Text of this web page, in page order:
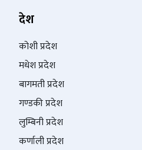
देश
कोशी प्रदेश
मधेश प्रदेश
बागमती प्रदेश
गण्डकी प्रदेश
लुम्बिनी प्रदेश
कर्णाली प्रदेश